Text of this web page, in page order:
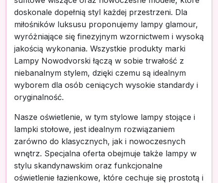
doskonale dopełnią styl każdej przestrzeni. Dla
miłośników luksusu proponujemy lampy glamour,
wyróżniające się finezyjnym wzornictwem i wysoką
jakością wykonania. Wszystkie produkty marki
Lampy Nowodvorski łączą w sobie trwałość z
niebanalnym stylem, dzięki czemu są idealnym
wyborem dla osób ceniących wysokie standardy i
oryginalność.
Nasze oświetlenie, w tym stylowe lampy stojące i
lampki stołowe, jest idealnym rozwiązaniem
zarówno do klasycznych, jak i nowoczesnych
wnętrz. Specjalna oferta obejmuje także lampy w
stylu skandynawskim oraz funkcjonalne
oświetlenie łazienkowe, które cechuje się prostotą i